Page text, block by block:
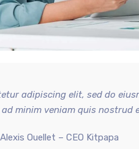
adipiscing elit, sed do
minim veniam quis nostrud
Alexis Ouellet – CEO Kitpapa